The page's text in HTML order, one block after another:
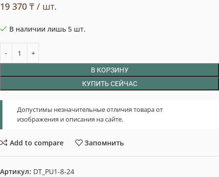
19 370 ₸ / шт.
В наличии лишь 5 шт.
В КОРЗИНУ
КУПИТЬ СЕЙЧАС
Допустимы незначительные отличия товара от
изображения и описания на сайте.
Add to compare Запомнить
Артикул: DT_PU1-8-24